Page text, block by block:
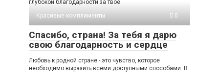
глубокой благодарности за твоё
Красивые комплименты
0
Спасибо, страна! За тебя я дарю
свою благодарность и сердце
Любовь к родной стране - это чувство, которое
необходимо выразить всеми доступными способами. В